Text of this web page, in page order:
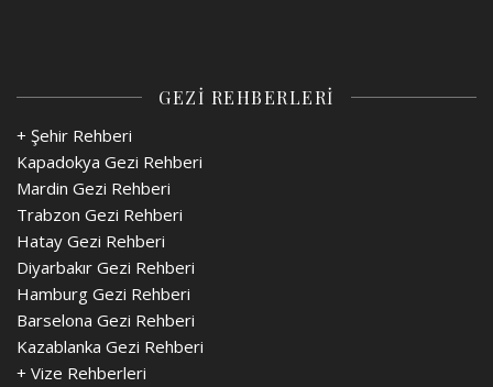
GEZİ REHBERLERİ
+ Şehir Rehberi
Kapadokya Gezi Rehberi
Mardin Gezi Rehberi
Trabzon Gezi Rehberi
Hatay Gezi Rehberi
Diyarbakır Gezi Rehberi
Hamburg Gezi Rehberi
Barselona Gezi Rehberi
Kazablanka Gezi Rehberi
+ Vize Rehberleri